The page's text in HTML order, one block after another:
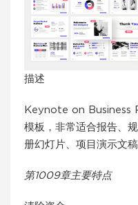
描述
Keynote on Business
模板，非常适合报告、
册幻灯片、项目演示文稿
第1009章主要特点